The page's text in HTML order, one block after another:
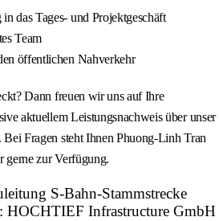
das Tages- und Projektgeschäft
Team
öffentlichen Nahverkehr
Dann freuen wir uns auf Ihre
aktuellem Leistungsnachweis über unser
Fragen steht Ihnen Phuong-Linh Tran
gerne zur Verfügung.
S-Bahn-Stammstrecke
HOCHTIEF Infrastructure GmbH